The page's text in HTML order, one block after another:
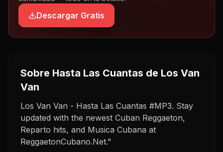
Descargar Gratis
Sobre Hasta Las Cuantas de Los Van
Van
Los Van Van - Hasta Las Cuantas #MP3. Stay
updated with the newest Cuban Reggaeton,
Reparto hits, and Musica Cubana at
ReggaetonCubano.Net."